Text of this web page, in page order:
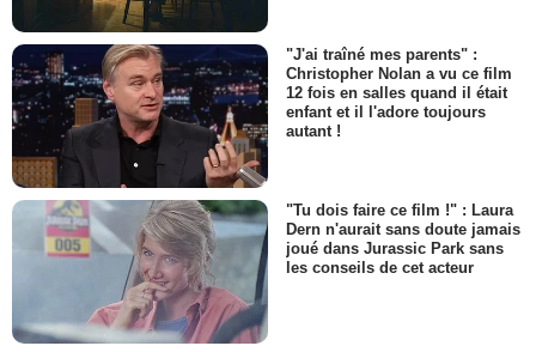
"J'ai traîné mes parents" :
Christopher Nolan a vu ce film
12 fois en salles quand il était
enfant et il l'adore toujours
autant !
"Tu dois faire ce film !" : Laura
Dern n'aurait sans doute jamais
joué dans Jurassic Park sans
les conseils de cet acteur